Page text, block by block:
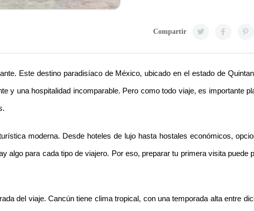
Compartir
Este destino paradisíaco de México, ubicado en el estado de
y una hospitalidad incomparable. Pero como todo viaje, es importante
moderna. Desde hoteles de lujo hasta hostales económicos,
algo para cada tipo de viajero. Por eso, preparar tu primera visita puede
del viaje. Cancún tiene clima tropical, con una temporada alta entre